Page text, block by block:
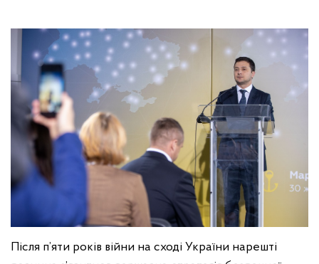
Після п’яти років війни на сході України нарешті